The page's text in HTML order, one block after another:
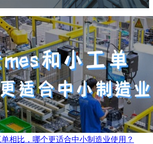
单相比，哪个更适合中小制造业使用？